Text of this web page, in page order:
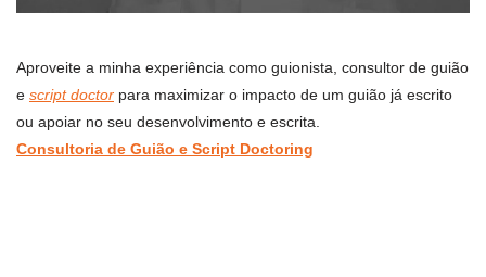
Aproveite a minha experiência como guionista, consultor de guião
e script doctor para maximizar o impacto de um guião já escrito
ou apoiar no seu desenvolvimento e escrita.
Consultoria de Guião e Script Doctoring